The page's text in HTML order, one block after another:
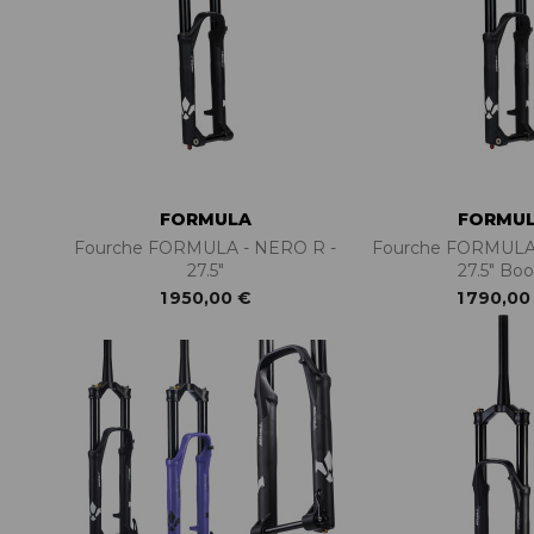
ACCESSOIRES TUBELESS
RAYONS
FORMULA
Fourche FORMULA - NERO R -
27.5"
1 950,00 €
Fourche
27.5"
1